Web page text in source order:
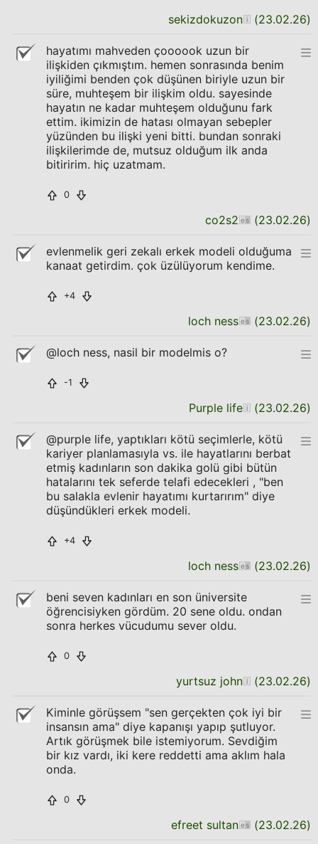
sekizdokuzon (23.02.26)
hayatımı mahveden çoooook uzun bir
ilişkiden çıkmıştım. hemen sonrasında benim
iyiliğimi benden çok düşünen biriyle uzun bir
süre, muhteşem bir ilişkim oldu. sayesinde
hayatın ne kadar muhteşem olduğunu fark
ettim. ikimizin de hatası olmayan sebepler
yüzünden bu ilişki yeni bitti. bundan sonraki
ilişkilerimde de, mutsuz olduğum ilk anda
bitiririm. hiç uzatmam.
0
co2s2 (23.02.26)
evlenmelik geri zekalı erkek modeli olduğuma
kanaat getirdim. çok üzülüyorum kendime.
+4
loch ness (23.02.26)
@loch ness, nasil bir modelmis o?
-1
Purple life (23.02.26)
@purple life, yaptıkları kötü seçimlerle, kötü
kariyer planlamasıyla vs. ile hayatlarını berbat
etmiş kadınların son dakika golü gibi bütün
hatalarını tek seferde telafi edecekleri , "ben
bu salakla evlenir hayatımı kurtarırım" diye
düşündükleri erkek modeli.
+4
loch ness (23.02.26)
beni seven kadınları en son üniversite
öğrencisiyken gördüm. 20 sene oldu. ondan
sonra herkes vücudumu sever oldu.
0
yurtsuz john (23.02.26)
Kiminle görüşsem "sen gerçekten çok iyi bir
insansın ama" diye kapanışı yapıp şutluyor.
Artık görüşmek bile istemiyorum. Sevdiğim
bir kız vardı, iki kere reddetti ama aklım hala
onda.
0
efreet sultan (23.02.26)